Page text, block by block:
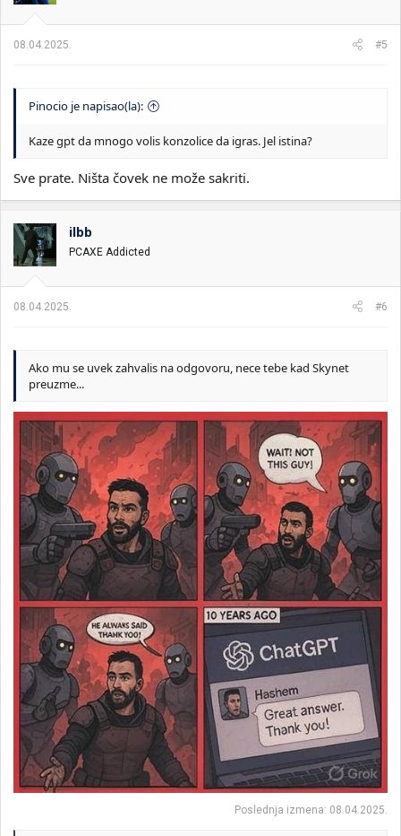
n
:
08.04.2025. #5
Pinocio je napisao(la):
Kaze gpt da mnogo volis konzolice da igras. Jel istina?
Sve prate. Ništa čovek ne može sakriti.
ilbb
PCAXE Addicted
08.04.2025. #6
Ako mu se uvek zahvalis na odgovoru, nece tebe kad Skynet
preuzme...
Poslednja izmena: 08.04.2025.